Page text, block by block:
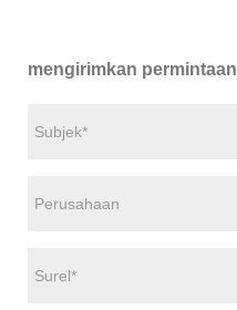
mengirimkan permintaan